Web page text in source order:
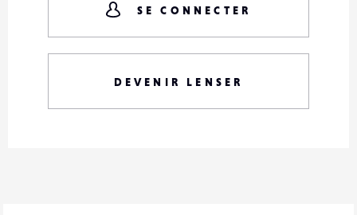
SE CONNECTER
DEVENIR LENSER